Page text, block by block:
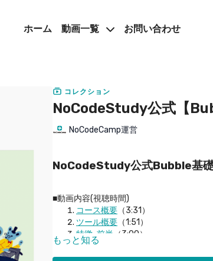
ホーム 動画一覧 お問い合わせ
コレクション
NoCodeStudy公式【
NoCodeCamp運営
NoCodeStudy公式Bubble基
■動画内容(視聴時間)
コース概要 （3:31）
ツール概要 （1:51）
特徴ｰ前半 （3:00）
特徴ｰ後半
比較（3:29）
もっと知る